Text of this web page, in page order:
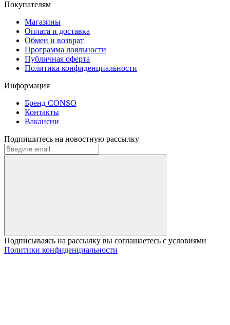
Покупателям
Магазины
Оплата и доставка
Обмен и возврат
Программа лояльности
Публичная оферта
Политика конфиденциальности
Информация
Бренд CONSO
Контакты
Вакансии
Подпишитесь на новостную рассылку
Подписываясь на рассылку вы соглашаетесь с условиями
Политики конфиденциальности